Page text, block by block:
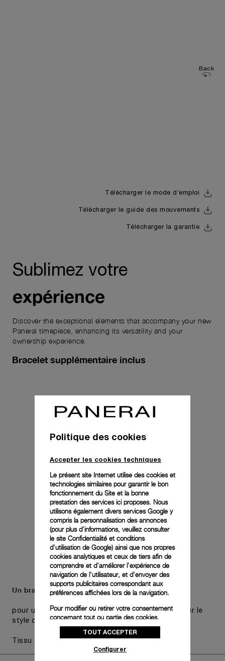
Back
Télécharger le mode d’emploi
Télécharger le guide des mouvements
Télécharger la garantie
Sublimez votre
expérience
Discover the exceptional elements that accompany your new
Panerai timepiece, enhancing its versatility and your
ownership experience.
Bracelet supplémentaire inclus
Un bracelet supplémentaire est également inclus,
pour une polyvalence pratique sans compromis sur le
style choisi de la montre.
Tissu gris, STD, 26/22
Politique des cookies
Accepter les cookies techniques
Le présent site Internet utilise des cookies et
technologies similaires pour garantir le bon
fonctionnement du Site et la bonne
prestation des services ici proposes. Nous
utilisons également divers services Google y
compris la personnalisation des annonces
(pour plus d'informations, veuillez consulter
le site Confidentialité et conditions
d'utilisation de Google) ainsi que nos propres
cookies analytiques et ceux de tiers afin de
comprendre et d'améliorer l'expérience de
navigation de l'utilisateur, et d'envoyer des
supports publicitaires correspondant aux
préférences affichées lors de la navigation.
Pour modifier ou retirer votre consentement
concernant tout ou partie des cookies,
cliquez sur « Configurer » ou consultez notre
politique des cookiespour obtenir plus
TOUT ACCEPTER
Configurer